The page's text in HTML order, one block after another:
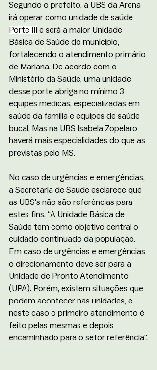
Segundo o prefeito, a UBS da Arena
irá operar como unidade de saúde
Porte III
e será a maior Unidade
Básica de Saúde do município,
fortalecendo o atendimento primário
de Mariana. De acordo com o
Ministério da Saúde, uma unidade
desse porte abriga no mínimo 3
equipes médicas, especializadas em
saúde da família e equipes de saúde
bucal. Mas na UBS Isabela Zopelaro
haverá mais especialidades do que as
previstas pelo MS.
No caso de urgências e emergências,
a Secretaria de Saúde esclarece que
as UBS's não são referências para
estes fins. “A Unidade Básica de
Saúde tem como objetivo central o
cuidado continuado da população.
Em caso de urgências e emergências
o direcionamento deve ser para a
Unidade de Pronto Atendimento
(UPA). Porém, existem situações que
podem acontecer nas unidades, e
neste caso o primeiro atendimento é
feito pelas mesmas e depois
encaminhado para o setor referência”.